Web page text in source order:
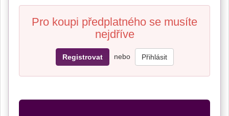
Pro koupi předplatného se musíte
nejdříve
Registrovat nebo Přihlásit